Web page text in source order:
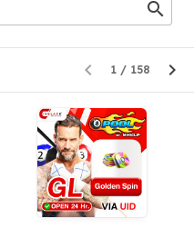
2022/09/07
Thailand
95.81%
158137
5.00
4.99
上一页 下一页
1 / 158